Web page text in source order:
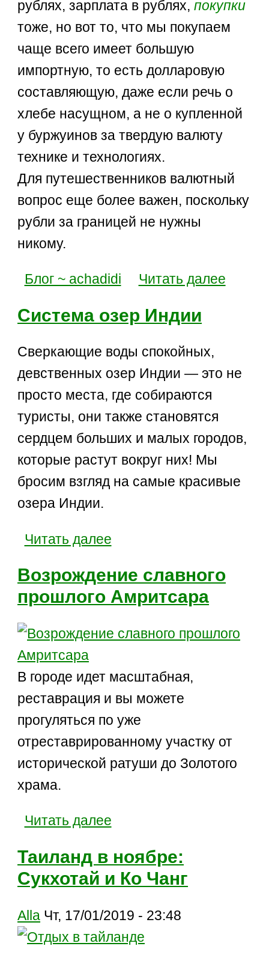
рублях, зарплата в рублях,покупки
тоже, но вот то, что мы покупаем
чаще всего имеет большую
импортную, то есть долларовую
составляющую, даже если речь о
хлебе насущном, а не о купленной
у буржуинов за твердую валюту
технике и технологиях.
Для путешественников валютный
вопрос еще более важен, поскольку
рубли за границей не нужны
никому.
Блог ~ achadidi Читать далее
Система озер Индии
Сверкающие воды спокойных,
девственных озер Индии — это не
просто места, где собираются
туристы, они также становятся
сердцем больших и малых городов,
которые растут вокруг них! Мы
бросим взгляд на самые красивые
озера Индии.
Читать далее
Возрождение славного
прошлого Амритсара
В городе идет масштабная,
реставрация и вы можете
прогуляться по уже
отреставрированному участку от
исторической ратуши до Золотого
храма.
Читать далее
Таиланд в ноябре:
Сукхотай и Ко Чанг
Alla Чт, 17/01/2019 - 23:48